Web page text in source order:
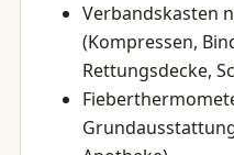
Verbandskasten
(Kompressen,
Rettungsdecke,